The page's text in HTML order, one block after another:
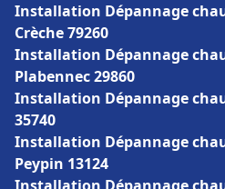
Installation Dépannage
Crèche 79260
Installation Dépannage
Plabennec 29860
Installation Dépannage
35740
Installation Dépannage
Peypin 13124